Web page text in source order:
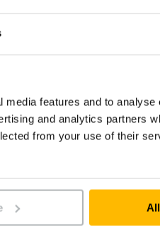
features and to
and analytics partners
from your use of their
V DAMME
jejich